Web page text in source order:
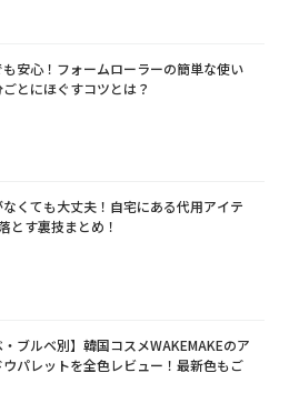
安心！フォームローラーの簡単な使い
とにほぐすコツとは？
なくても大丈夫！自宅にある代用アイテ
とす裏技まとめ！
・ブルベ別】韓国コスメWAKEMAKEのア
ウパレットを全色レビュー！最新色もご